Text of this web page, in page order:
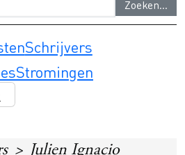
je naar wilt zoeken.
Schrijvers
Stromingen
Julien Ignacio